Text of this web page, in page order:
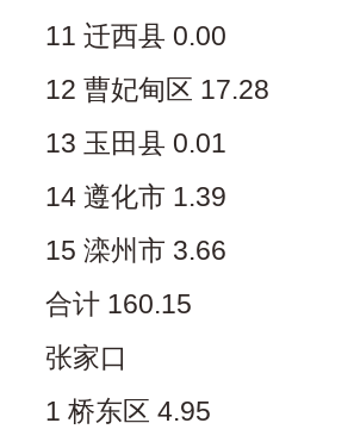
11 迁西县 0.00
12 曹妃甸区 17.28
13 玉田县 0.01
14 遵化市 1.39
15 滦州市 3.66
合计 160.15
张家口
1 桥东区 4.95